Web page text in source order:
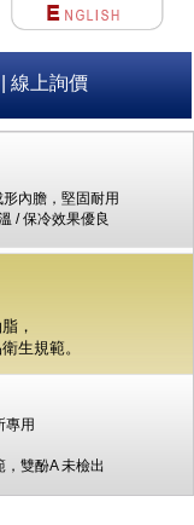
| 線上詢價
內膽，堅固耐用
/ 保冷效果優良
，
生規範。
專用
雙酚A未檢出